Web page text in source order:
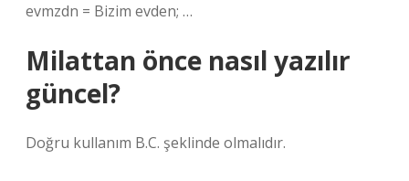
evmzdn = Bizim evden; …
Milattan önce nasıl yazılır
güncel?
Doğru kullanım B.C. şeklinde olmalıdır.